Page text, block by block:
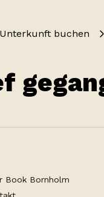
Unterkunft buchen
Book Bornholm